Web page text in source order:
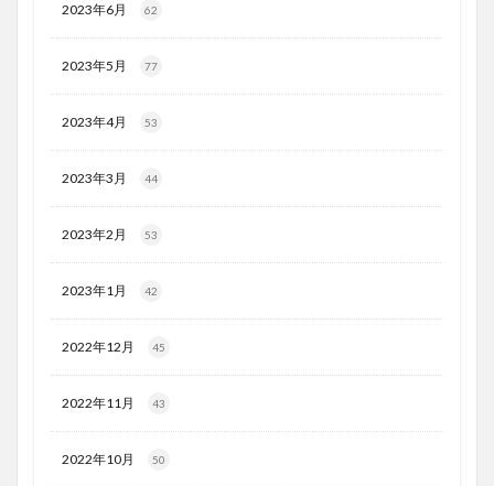
2023年6月 62
2023年5月 77
2023年4月 53
2023年3月 44
2023年2月 53
2023年1月 42
2022年12月 45
2022年11月 43
2022年10月 50